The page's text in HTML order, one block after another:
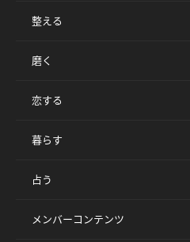
整える
磨く
恋する
暮らす
占う
メンバーコンテンツ